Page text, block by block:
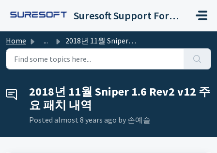
Suresoft Support Forum
Home ... 2018년 11월 Sniper 1.6 Rev2 v12 주요 패치 내역
2018년 11월 Sniper 1.6 Rev2 v12 주
요 패치 내역
Posted almost 8 years ago by 손예슬 ㅤ